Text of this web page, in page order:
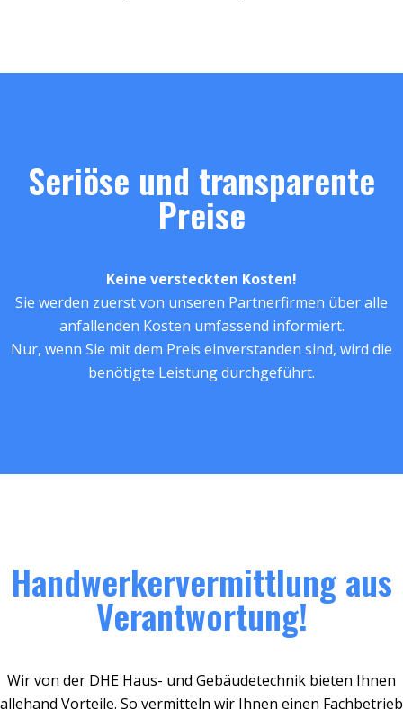
Seriöse und transparente
Preise
Keine versteckten Kosten!
Sie werden zuerst von unseren Partnerfirmen über alle
anfallenden Kosten umfassend informiert.
Nur, wenn Sie mit dem Preis einverstanden sind, wird die
benötigte Leistung durchgeführt.
Handwerkervermittlung aus
Verantwortung!
Wir von der DHE Haus- und Gebäudetechnik bieten Ihnen
allehand Vorteile. So vermitteln wir Ihnen einen Fachbetrieb